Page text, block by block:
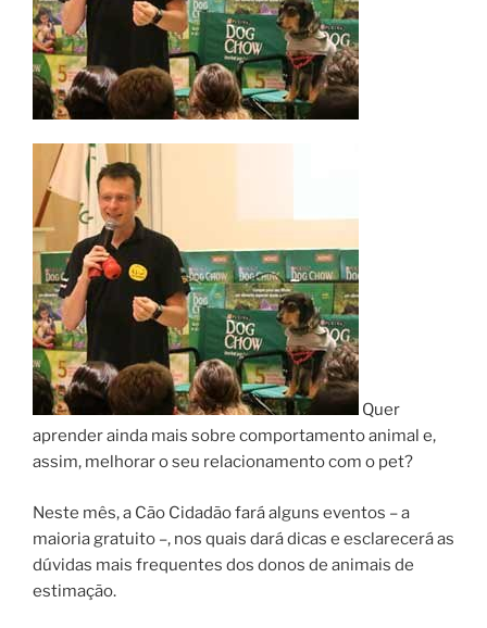
Quer
aprender ainda mais sobre comportamento animal e,
assim, melhorar o seu relacionamento com o pet?
Neste mês, a Cão Cidadão fará alguns eventos – a
maioria gratuito –, nos quais dará dicas e esclarecerá as
dúvidas mais frequentes dos donos de animais de
estimação.